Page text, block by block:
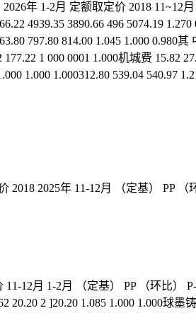
年 1-2月 定额取定价 2018 11~12
4939.35 3890.66 496 5074.19
797.80 814.00 1.045 1.000 0.980
1 000 0001 1.000机城费 15.82
1.000 1.000312.80 539.04 540.97
2025年 11-12月 （定基） PP （
12月 1-2月 （定基） PP （环比）
2 ]20.20 1.085 1.000 1.000球墨